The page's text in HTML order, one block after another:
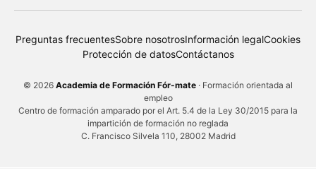
Preguntas frecuentesSobre nosotrosInformación legalCookies
Protección de datosContáctanos
© 2026 Academia de Formación Fór-mate · Formación orientada al
empleo
Centro de formación amparado por el Art. 5.4 de la Ley 30/2015 para la
impartición de formación no reglada
C. Francisco Silvela 110, 28002 Madrid